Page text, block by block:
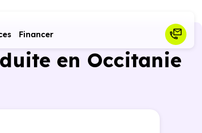
Financer
en Occitanie